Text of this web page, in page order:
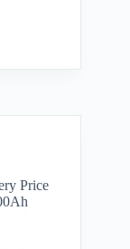
Price​